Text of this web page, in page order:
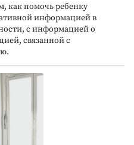
как помочь ребенку
информацией в
с информацией о
связанной с